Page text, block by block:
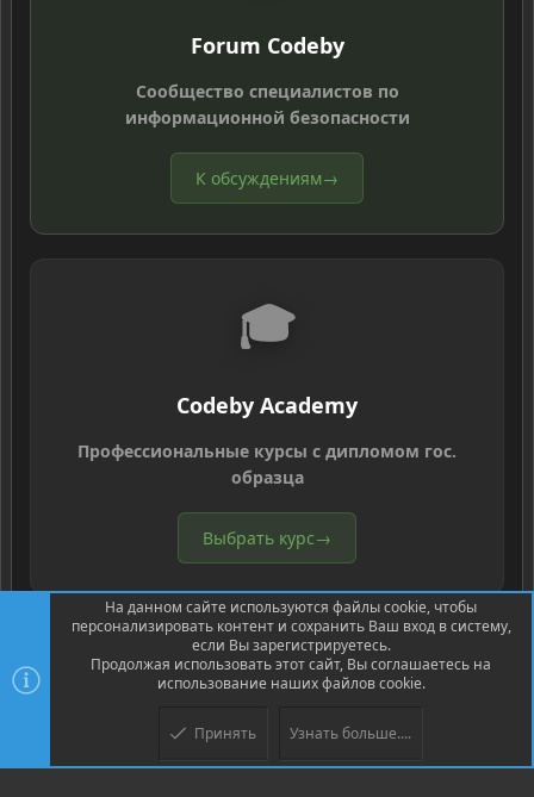
Forum Codeby
Сообщество специалистов по
информационной безопасности
К обсуждениям→
🎓
Codeby Academy
Профессиональные курсы с дипломом гос.
образца
Выбрать курс→
Community platform by XenForo ® © 2010-2026 XenForo Ltd.
© Jason Axelrod of 8WAYRUN
На данном сайте используются файлы cookie, чтобы
персонализировать контент и сохранить Ваш вход в систему,
если Вы зарегистрируетесь.
Продолжая использовать этот сайт, Вы соглашаетесь на
использование наших файлов cookie.
Принять Узнать больше....